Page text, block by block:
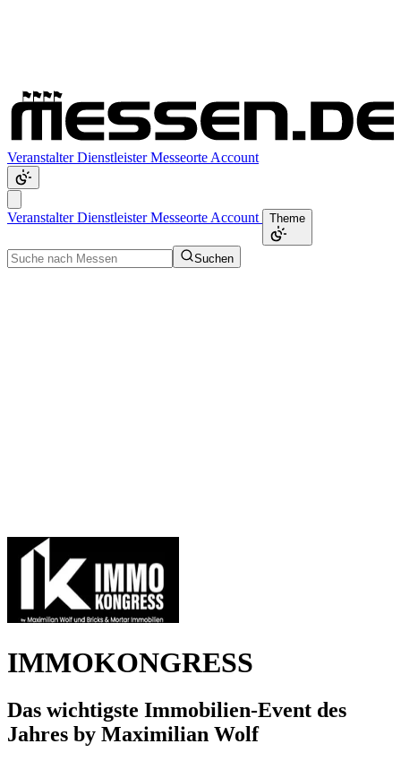
VeranstalterDienstleisterMesseorte Account
VeranstalterDienstleisterMesseorte Account Theme
Suchen
IMMOKONGRESS
Das wichtigste Immobilien-Event des
Jahres by Maximilian Wolf